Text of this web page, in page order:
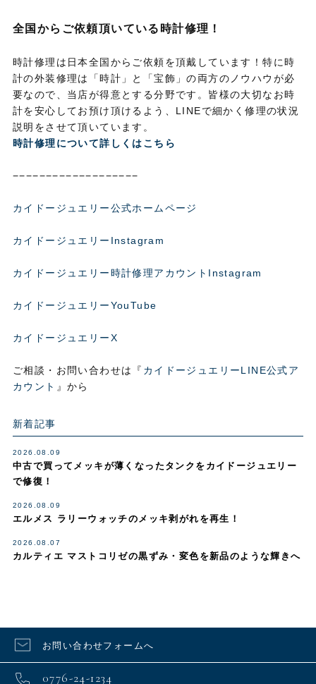
全国からご依頼頂いている時計修理！
時計修理は日本全国からご依頼を頂戴しています！特に時
計の外装修理は「時計」と「宝飾」の両方のノウハウが必
要なので、当店が得意とする分野です。皆様の大切なお時
計を安心してお預け頂けるよう、LINEで細かく修理の状況
説明をさせて頂いています。
時計修理について詳しくはこちら
−−−−−−−−−−−−−−−−−−−
カイドージュエリー公式ホームページ
カイドージュエリーInstagram
カイドージュエリー時計修理アカウントInstagram
カイドージュエリーYouTube
カイドージュエリーX
ご相談・お問い合わせは『 カイドージュエリーLINE公式ア
カウント 』から
新着記事
2026.08.09
中古で買ってメッキが薄くなったタンクをカイドージュエリー
で修復！
2026.08.09
エルメス ラリーウォッチのメッキ剥がれを再生！
2026.08.07
カルティエ マストコリゼの黒ずみ・変色を新品のような輝きへ
お問い合わせフォームへ
0776-24-1234